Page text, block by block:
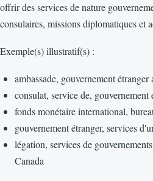
offrir des services de nature
consulaires, missions diplomatiques et
Exemple(s) illustratif(s) :
ambassade, gouvernement étranger
consulat, service de, gouvernement
fonds monétaire international,
gouvernement étranger, services
légation, services de
Canada